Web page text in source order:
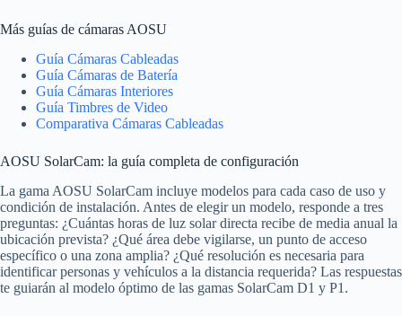
Más guías de cámaras AOSU
Guía Cámaras Cableadas
Guía Cámaras de Batería
Guía Cámaras Interiores
Guía Timbres de Video
Comparativa Cámaras Cableadas
AOSU SolarCam: la guía completa de configuración
La gama AOSU SolarCam incluye modelos para cada caso de uso y
condición de instalación. Antes de elegir un modelo, responde a tres
preguntas: ¿Cuántas horas de luz solar directa recibe de media anual la
ubicación prevista? ¿Qué área debe vigilarse, un punto de acceso
específico o una zona amplia? ¿Qué resolución es necesaria para
identificar personas y vehículos a la distancia requerida? Las respuestas
te guiarán al modelo óptimo de las gamas SolarCam D1 y P1.